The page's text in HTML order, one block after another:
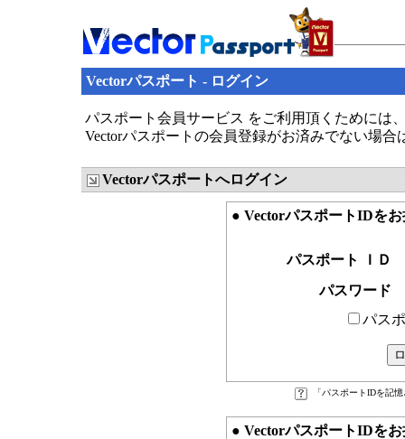
Vectorパスポート - ログイン
パスポート会員サービス をご利用頂くためには
Vectorパスポートの会員登録がお済みでない場
Vectorパスポートへログイン
● VectorパスポートIDを
パスポート ＩＤ
パスワード
パス
「パスポートIDを記
● VectorパスポートIDを